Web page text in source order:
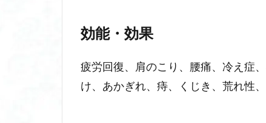
効能・効果
疲労回復、肩のこり、腰痛、冷え症
け、あかぎれ、痔、くじき、荒れ性